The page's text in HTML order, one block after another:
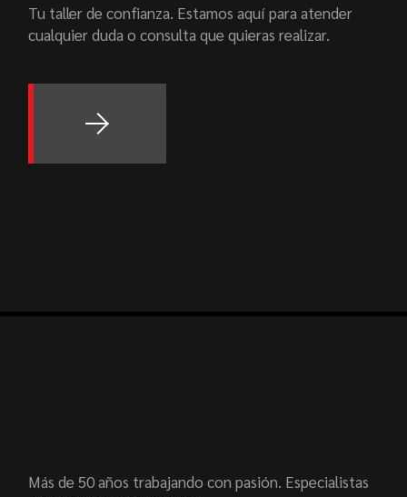
Tu taller de confianza. Estamos aquí para atender
cualquier duda o consulta que quieras realizar.
Más de 50 años trabajando con pasión. Especialistas